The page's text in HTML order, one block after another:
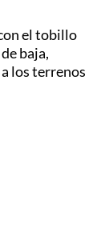
el tobillo
baja,
los terrenos